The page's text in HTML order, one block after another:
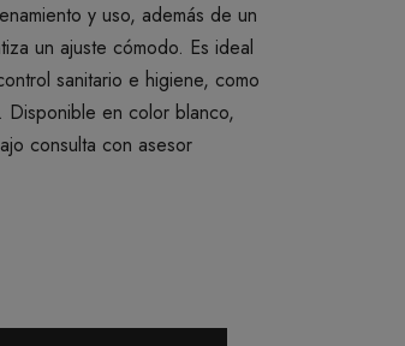
y uso, además de un
un ajuste cómodo. Es ideal
sanitario e higiene, como
Disponible en color blanco,
consulta con asesor